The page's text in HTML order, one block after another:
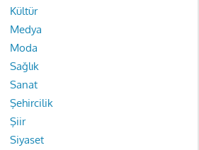
Kültür
Medya
Moda
Sağlık
Sanat
Şehircilik
Şiir
Siyaset